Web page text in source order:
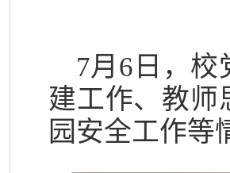
7月6日，
建工作、教师
园安全工作等